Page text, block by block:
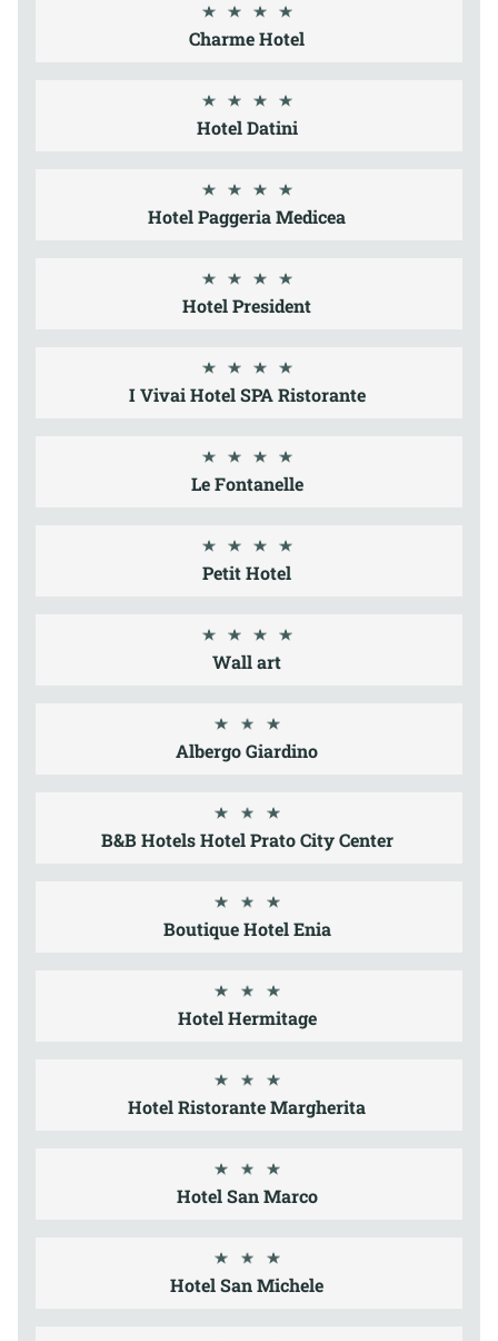
Charme Hotel
Hotel Datini
Hotel Paggeria Medicea
Hotel President
I Vivai Hotel SPA Ristorante
Le Fontanelle
Petit Hotel
Wall art
Albergo Giardino
B&B Hotels Hotel Prato City Center
Boutique Hotel Enia
Hotel Hermitage
Hotel Ristorante Margherita
Hotel San Marco
Hotel San Michele